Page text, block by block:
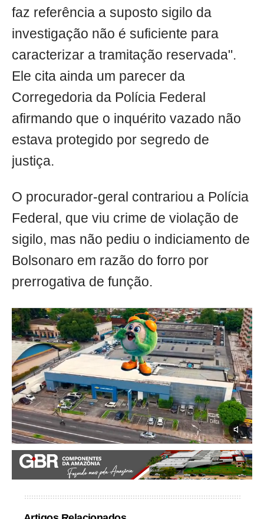
faz referência a suposto sigilo da
investigação não é suficiente para
caracterizar a tramitação reservada".
Ele cita ainda um parecer da
Corregedoria da Polícia Federal
afirmando que o inquérito vazado não
estava protegido por segredo de
justiça.
O procurador-geral contrariou a Polícia
Federal, que viu crime de violação de
sigilo, mas não pediu o indiciamento de
Bolsonaro em razão do forro por
prerrogativa de função.